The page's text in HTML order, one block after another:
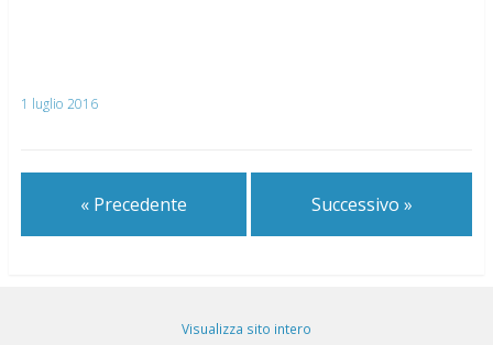
1 luglio 2016
« Precedente Successivo »
Visualizza sito intero